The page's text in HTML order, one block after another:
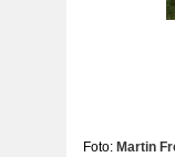
Foto: Martin